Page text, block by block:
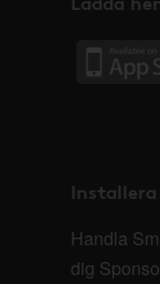
Handla
dig